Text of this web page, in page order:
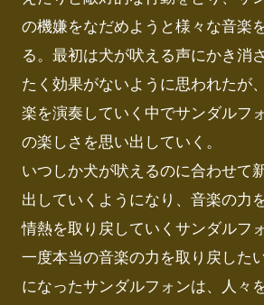
の機嫌をなだめようと様々な音楽
る。最初は犬が吠える声にかき消
たく効果がないように思われたが
楽を演奏していく中でサンダルフ
の楽しさを思い出していく。
いつしか犬が吠えるのに合わせて
出していくようになり、音楽の力
情熱を取り戻していくサンダルフ
一度本当の音楽の力を取り戻した
になったサンダルフォンは、人々